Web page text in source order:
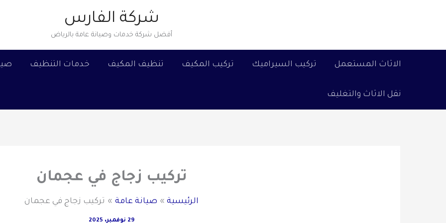
شركة الفارس
أفضل شركة خدمات وصيانة عامة بالرياض
الاثاث المستعمل تركيب السيراميك تركيب المكيف تنظيف المكيف خدمات التنظيف
نقل الاثاث والتغليف
تركيب زجاج في عجمان
الرئيسية صيانة عامة تركيب زجاج في عجمان
29 نوفمبر، 2025